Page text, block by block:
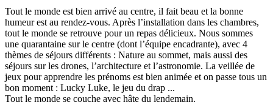
Tout le monde est bien arrivé au centre, il fait beau et la bonne
humeur est au rendez-vous. Après l’installation dans les chambres,
tout le monde se retrouve pour un repas délicieux. Nous sommes
une quarantaine sur le centre (dont l’équipe encadrante), avec 4
thèmes de séjours différents : Nature au sommet, mais aussi des
séjours sur les drones, l’architecture et l’astronomie. La veillée de
jeux pour apprendre les prénoms est bien animée et on passe tous un
bon moment : Lucky Luke, le jeu du drap ...
Tout le monde se couche avec hâte du lendemain.